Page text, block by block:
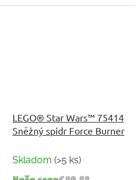
LEGO® Star Wars™ 75414
Sněžný spídr Force Burner
Skladom (>5 ks)